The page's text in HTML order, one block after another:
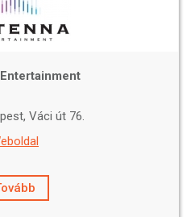
Váci út 76.